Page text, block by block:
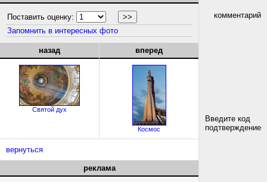
Поставить оценку:
Запомнить в интересных фото
назад
Святой дух
вперед
Космос
вернуться
реклама
комментарий
Введите код
подтверждение